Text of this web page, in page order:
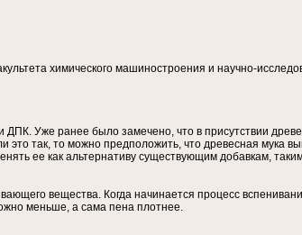
химического машиностроения и научно-
Уже ранее было замечено, что в присутствии
так, то можно предположить, что древесная мука
ее как альтернативу существующим добавкам, таким
вещества. Когда начинается процесс
меньше, а сама пена плотнее.